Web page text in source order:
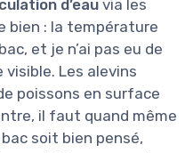
d’eau via les
: la température
et je n’ai pas eu de
visible. Les alevins
poissons en surface
il faut quand même
soit bien pensé,